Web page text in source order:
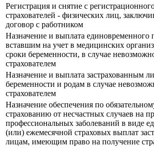
Регистрация и снятие с
страхователей - физических лиц,
договор с работником
Назначение и выплата
вставшим на учет в медицинских
сроки беременности, в случае
страхователем
Назначение и выплата застрахованным
беременности и родам в случае
страхователем
Назначение обеспечения по
страхованию от несчастных случаев на
профессиональных заболеваний в виде
(или) ежемесячной страховых выплат
лицам, имеющим право на получение